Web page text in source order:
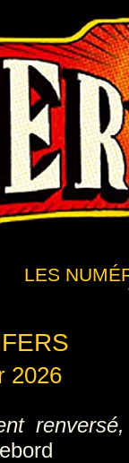
LES
2026